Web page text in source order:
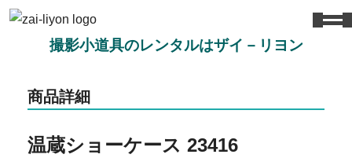
撮影小道具のレンタルはザイ－リヨン
商品詳細
温蔵ショーケース 23416